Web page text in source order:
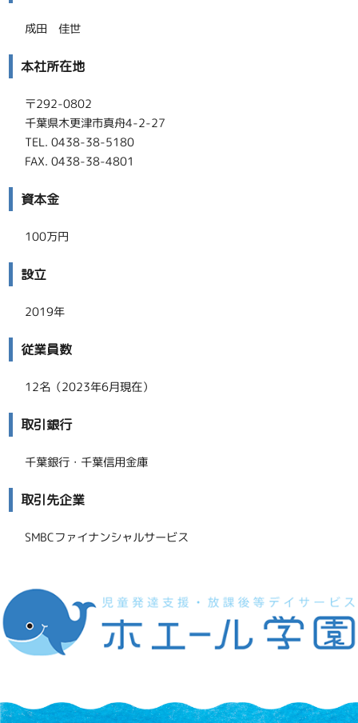
成田 佳世
本社所在地
〒292-0802
千葉県木更津市真舟4-2-27
TEL. 0438-38-5180
FAX. 0438-38-4801
資本金
100万円
設立
2019年
従業員数
12名（2023年6月現在）
取引銀行
千葉銀行・千葉信用金庫
取引先企業
SMBCファイナンシャルサービス